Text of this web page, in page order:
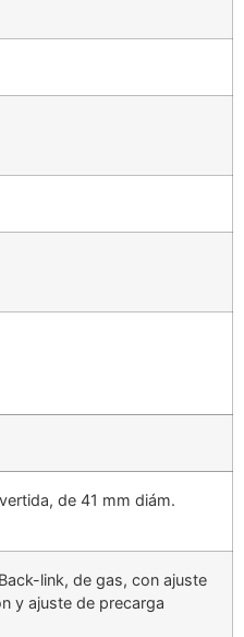
de 41 mm diám.
link, de gas, con ajuste
y ajuste de precarga